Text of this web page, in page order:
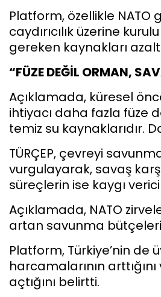
Platform, özellikle NATO
caydırıcılık üzerine
gereken kaynakları
“FÜZE DEĞİL ORMAN,
Açıklamada, küresel
ihtiyacı daha fazla füze
temiz su kaynaklarıdır.
TÜRÇEP, çevreyi
vurgulayarak, savaş
süreçlerin ise kaygı
Açıklamada, NATO
artan savunma
Platform, Türkiye’nin de
harcamalarının
açtığını belirtti.